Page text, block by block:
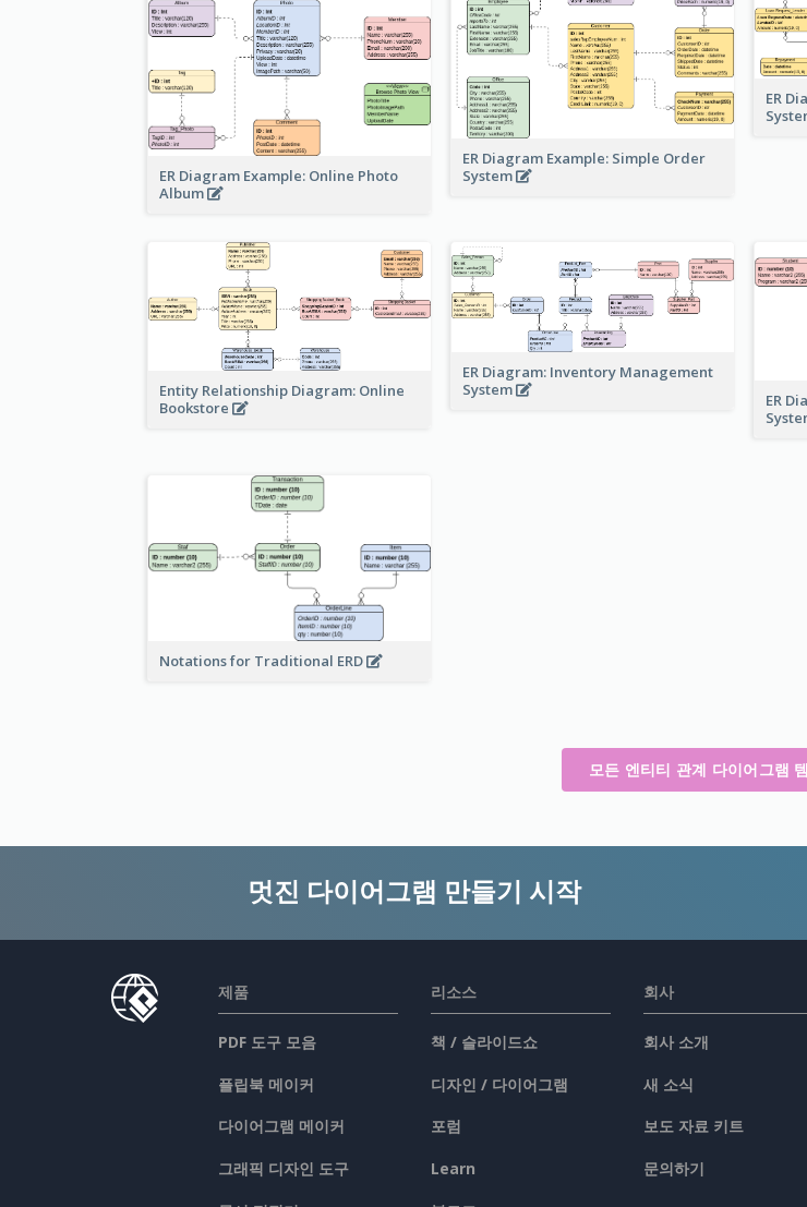
ER Diagram Example: Online Photo
Album
ER Diagram Example: Simple Order
System
ER
Entity Relationship Diagram: Online
Bookstore
ER Diagram: Inventory Management
System
ER
Notations for Traditional ERD
모든 엔티티 관계 다이어그램
멋진 다이어그램 만들기 시작
제품
PDF 도구 모음
플립북 메이커
다이어그램 메이커
그래픽 디자인 도구
리소스
책 / 슬라이드쇼
디자인 / 다이어그램
포럼
Learn
회사
회사 소개
새 소식
보도 자료 키트
문의하기